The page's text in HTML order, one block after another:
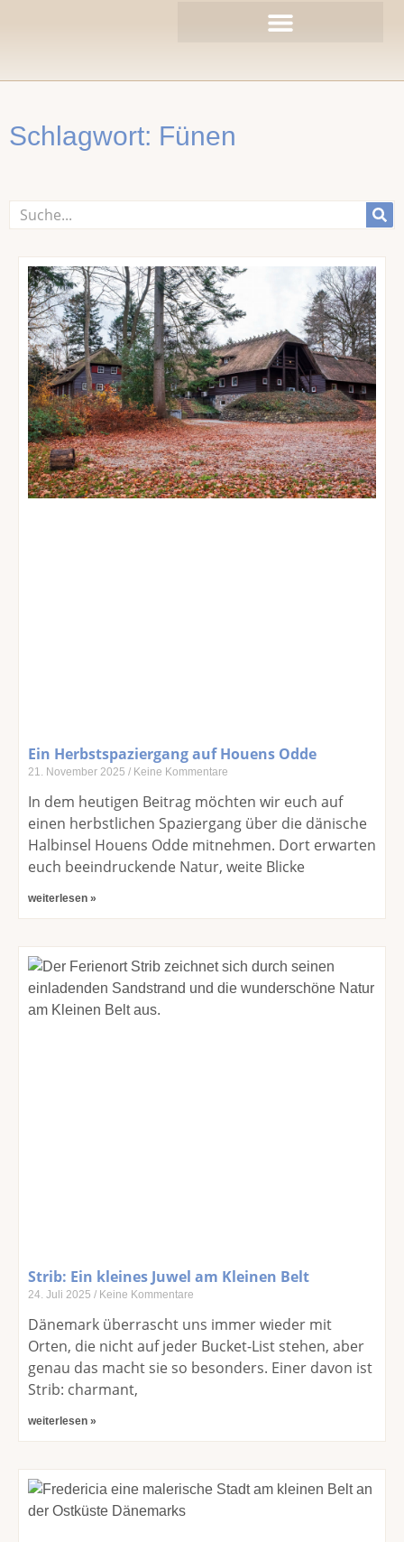
Schlagwort: Fünen
Suche
Ein Herbstspaziergang auf Houens Odde
21. November 2025 Keine Kommentare
In dem heutigen Beitrag möchten wir euch auf
einen herbstlichen Spaziergang über die dänische
Halbinsel Houens Odde mitnehmen. Dort erwarten
euch beeindruckende Natur, weite Blicke
weiterlesen »
Strib: Ein kleines Juwel am Kleinen Belt
24. Juli 2025 Keine Kommentare
Dänemark überrascht uns immer wieder mit
Orten, die nicht auf jeder Bucket-List stehen, aber
genau das macht sie so besonders. Einer davon ist
Strib: charmant,
weiterlesen »